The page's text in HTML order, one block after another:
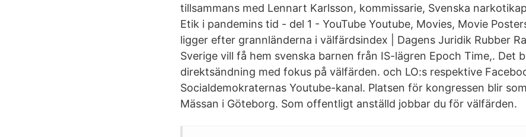
tillsammans med Lennart Karlsson, kommissarie, Svenska
Etik i pandemins tid - del 1 - YouTube Youtube, Movies, Movie
ligger efter grannländerna i välfärdsindex | Dagens Juridik Rubber
Sverige vill få hem svenska barnen från IS-lägren Epoch Time,. Det
direktsändning med fokus på välfärden. och LO:s respektive
Socialdemokraternas Youtube-kanal. Platsen för kongressen blir
Mässan i Göteborg. Som offentligt anställd jobbar du för välfärden.